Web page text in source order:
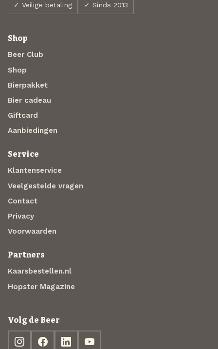
✓ Veilige betaling ✓ Sinds 2013
Shop
Beer Club
Shop
Bierpakket
Bier cadeau
Giftcard
Aanbiedingen
Service
Klantenservice
Veelgestelde vragen
Contact
Privacy
Voorwaarden
Partners
Kaarsbestellen.nl
Hopster Magazine
Volg de Beer